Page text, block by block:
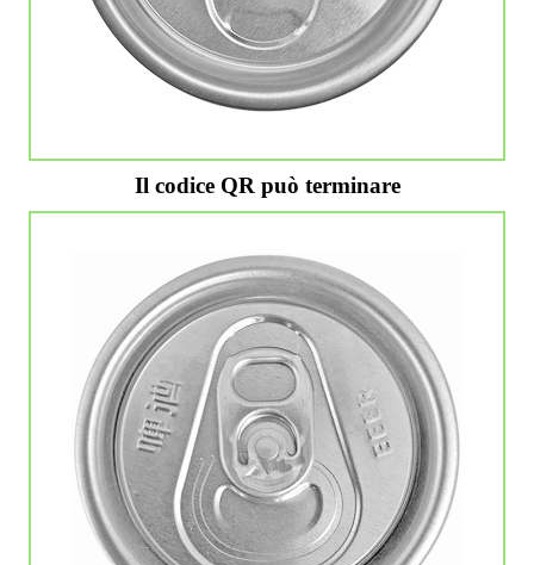
Il codice QR può terminare